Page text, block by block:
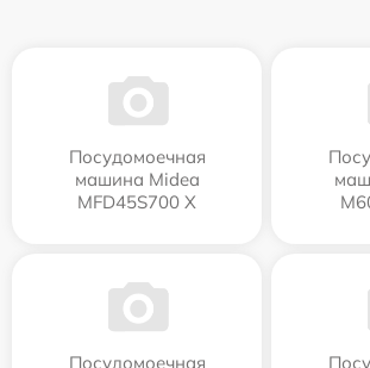
Посудомоечная
машина Midea
MFD45S700 X
Посудомоечная